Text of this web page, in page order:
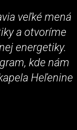
veľké mená
a otvoríme
energetiky.
kde nám
Heľenine